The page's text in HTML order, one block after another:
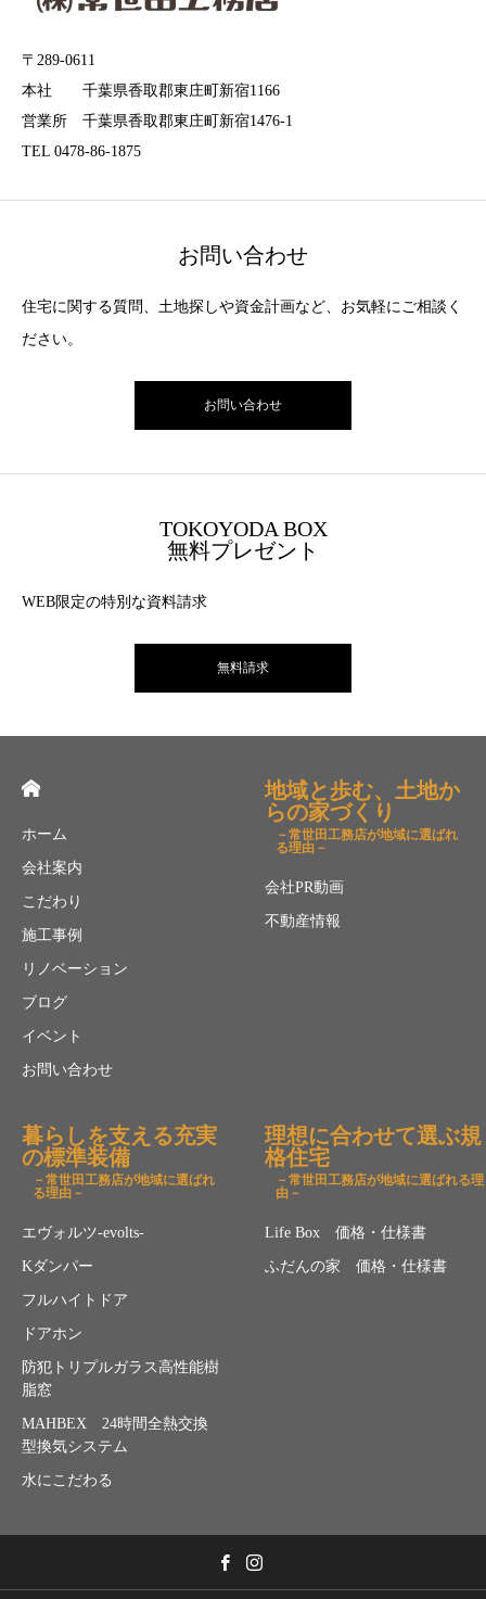
〒289-0611
本社 千葉県香取郡東庄町新宿1166
営業所 千葉県香取郡東庄町新宿1476-1
TEL 0478-86-1875
お問い合わせ
住宅に関する質問、土地探しや資金計画など、お気軽にご相談く
ださい。
お問い合わせ
TOKOYODA BOX
無料プレゼント
WEB限定の特別な資料請求
無料請求
ホーム
会社案内
こだわり
施工事例
リノベーション
ブログ
イベント
お問い合わせ
地域と歩む、土地か
らの家づくり
－常世田工務店が地域に選ばれ
る理由－
会社PR動画
不動産情報
暮らしを支える充実
の標準装備
－常世田工務店が地域に選ばれ
る理由－
エヴォルツ-evolts-
Kダンパー
フルハイトドア
ドアホン
防犯トリプルガラス高性能樹
脂窓
MAHBEX 24時間全熱交換
型換気システム
水にこだわる
理想に合わせて選ぶ規
格住宅
－常世田工務店が地域に選ばれる理
由－
Life Box 価格・仕様書
ふだんの家 価格・仕様書